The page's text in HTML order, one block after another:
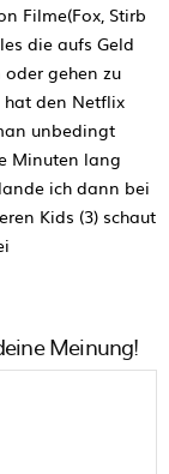
Filme(Fox, Stirb
die aufs Geld
gehen zu
hat den Netflix
unbedingt
Minuten lang
ich dann bei
Kids (3) schaut
Meinung!